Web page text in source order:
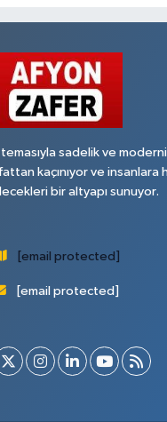
sadelik ve
kaçınıyor ve insanlara
bir altyapı sunuyor.
[email protected]
[email protected]